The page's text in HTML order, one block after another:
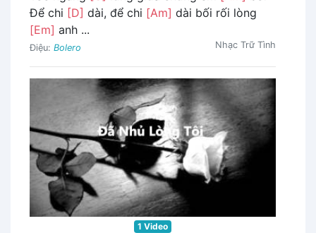
Để chi [D] dài, để chi [Am] dài bối rối lòng
[Em] anh ...
Điệu: Bolero Nhạc Trữ Tình
1 Video